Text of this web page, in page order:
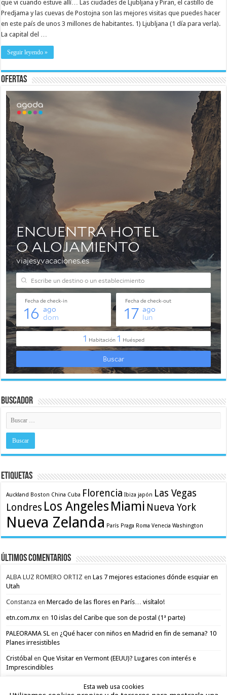
que vi cuando estuve allí… Las ciudades de Ljubljana y Piran, el castillo de
Predjama y las cuevas de Postojna son las mejores visitas que puedes hacer
en este país de unos 3 millones de habitantes. 1) Ljubljana (1 día para verla).
La capital del …
Seguir leyendo »
Ofertas
Buscador
Etiquetas
Auckland Boston China Cuba Florencia Ibiza japón Las Vegas
Londres Los Angeles Miami Nueva York
Nueva Zelanda París Praga Roma Venecia Washington
Últimos comentarios
ALBA LUZ ROMERO ORTIZ enLas 7 mejores estaciones dónde esquiar en
Utah
Constanza enMercado de las flores en París… visítalo!
etn.com.mx en 10 islas del Caribe que son de postal (1ª parte)
PALEORAMA SL en ¿Qué hacer con niños en Madrid en fin de semana? 10
Planes irresistibles
Cristóbal enQue Visitar en Vermont (EEUU)? Lugares con interés e
Imprescindibles
Esta web usa cookies